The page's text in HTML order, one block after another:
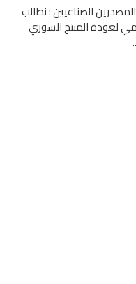
الصناعيين : نطالب
لعودة المنتج السوري